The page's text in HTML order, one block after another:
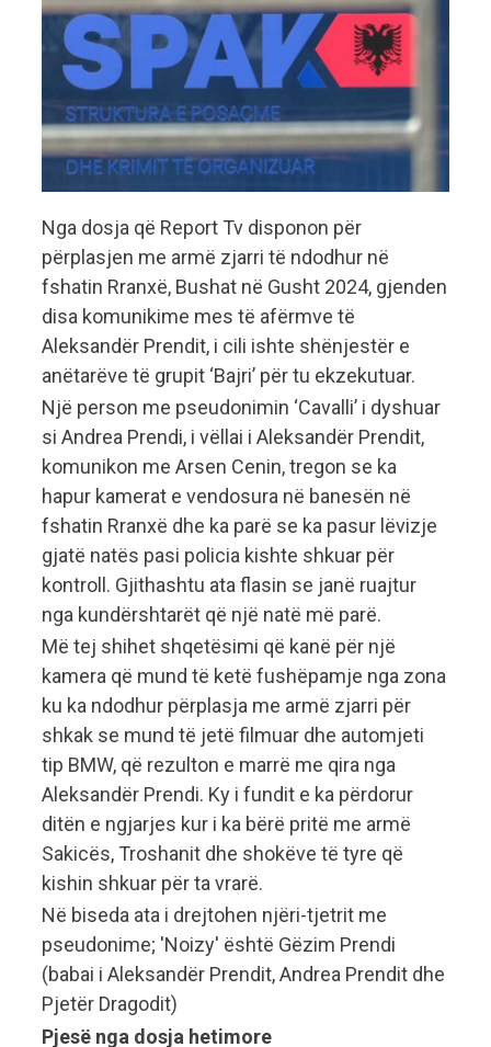
Nga dosja që Report Tv disponon për
përplasjen me armë zjarri të ndodhur në
fshatin Rranxë, Bushat në Gusht 2024, gjenden
disa komunikime mes të afërmve të
Aleksandër Prendit, i cili ishte shënjestër e
anëtarëve të grupit ‘Bajri’ për tu ekzekutuar.
Një person me pseudonimin ‘Cavalli’ i dyshuar
si Andrea Prendi, i vëllai i Aleksandër Prendit,
komunikon me Arsen Cenin, tregon se ka
hapur kamerat e vendosura në banesën në
fshatin Rranxë dhe ka parë se ka pasur lëvizje
gjatë natës pasi policia kishte shkuar për
kontroll. Gjithashtu ata flasin se janë ruajtur
nga kundërshtarët që një natë më parë.
Më tej shihet shqetësimi që kanë për një
kamera që mund të ketë fushëpamje nga zona
ku ka ndodhur përplasja me armë zjarri për
shkak se mund të jetë filmuar dhe automjeti
tip BMW, që rezulton e marrë me qira nga
Aleksandër Prendi. Ky i fundit e ka përdorur
ditën e ngjarjes kur i ka bërë pritë me armë
Sakicës, Troshanit dhe shokëve të tyre që
kishin shkuar për ta vrarë.
Në biseda ata i drejtohen njëri-tjetrit me
pseudonime; 'Noizy' është Gëzim Prendi
(babai i Aleksandër Prendit, Andrea Prendit dhe
Pjetër Dragodit)
Pjesë nga dosja hetimore